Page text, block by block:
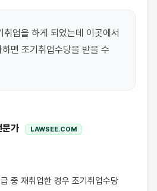
업을 하게 되었는데 이곳에서
면 조기취업수당을 받을 수
문가 LAWSEE.COM